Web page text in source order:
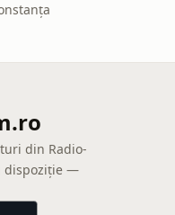
din Radio-
dispoziție —